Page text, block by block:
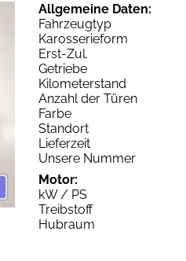
Allgemeine Daten:
Fahrzeugtyp
Karosserieform
Erst-Zul.
Getriebe
Kilometerstand
Anzahl der Türen
Farbe
Standort
Lieferzeit
Unsere Nummer
Motor:
kW / PS
Treibstoff
Hubraum